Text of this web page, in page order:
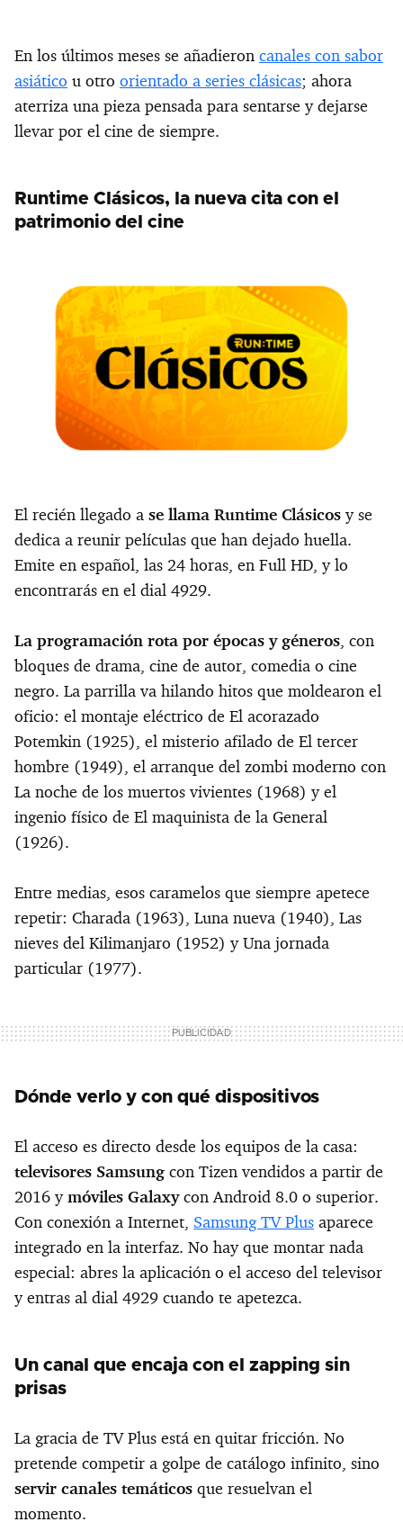
En los últimos meses se añadieron canales con sabor
asiático u otro orientado a series clásicas; ahora
aterriza una pieza pensada para sentarse y dejarse
llevar por el cine de siempre.
Runtime Clásicos, la nueva cita con el
patrimonio del cine
El recién llegado a se llama Runtime Clásicos y se
dedica a reunir películas que han dejado huella.
Emite en español, las 24 horas, en Full HD, y lo
encontrarás en el dial 4929.
La programación rota por épocas y géneros, con
bloques de drama, cine de autor, comedia o cine
negro. La parrilla va hilando hitos que moldearon el
oficio: el montaje eléctrico de El acorazado
Potemkin (1925), el misterio afilado de El tercer
hombre (1949), el arranque del zombi moderno con
La noche de los muertos vivientes (1968) y el
ingenio físico de El maquinista de la General
(1926).
Entre medias, esos caramelos que siempre apetece
repetir: Charada (1963), Luna nueva (1940), Las
nieves del Kilimanjaro (1952) y Una jornada
particular (1977).
Dónde verlo y con qué dispositivos
El acceso es directo desde los equipos de la casa:
televisores Samsung con Tizen vendidos a partir de
2016 ymóviles Galaxycon Android 8.0 o superior.
Con conexión a Internet, Samsung TV Plus aparece
integrado en la interfaz. No hay que montar nada
especial: abres la aplicación o el acceso del televisor
y entras al dial 4929 cuando te apetezca.
Un canal que encaja con el zapping sin
prisas
La gracia de TV Plus está en quitar fricción. No
pretende competir a golpe de catálogo infinito, sino
servir canales temáticos que resuelvan el
momento.